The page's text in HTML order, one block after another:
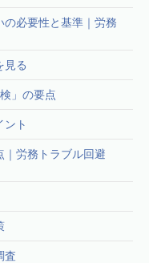
の必要性と基準｜労務
見る
」の要点
ント
｜労務トラブル回避
査